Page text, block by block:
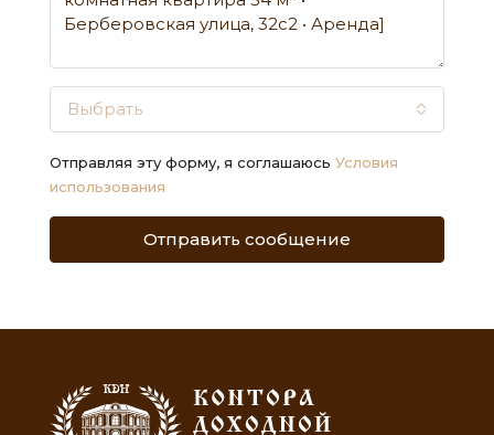
Выбрать
Отправляя эту форму, я соглашаюсь Условия
использования
Отправить сообщение